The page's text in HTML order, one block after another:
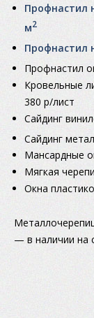
Профнастил
м2
Профнастил
Профнастил
Кровельные
380 р/лист
Сайдинг
Сайдинг
Мансардные
Мягкая
Окна
— в наличии на